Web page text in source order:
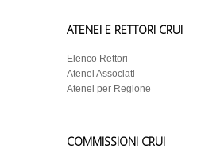
ATENEI E RETTORI CRUI
Elenco Rettori
Atenei Associati
Atenei per Regione
COMMISSIONI CRUI